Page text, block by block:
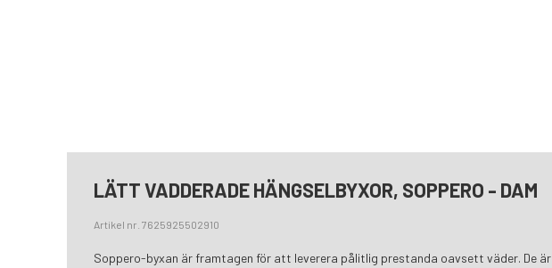
LÄTT VADDERADE HÄNGSELBYXOR, SOPPERO - DAM
Artikel nr. 7625925502910
Soppero-byxan är framtagen för att leverera pålitlig prestanda oavsett väder. De är